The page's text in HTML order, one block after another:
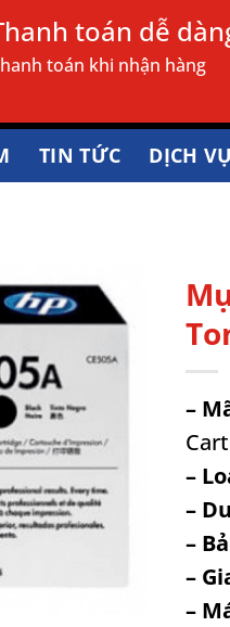
toán dễ
toán khi nhận hàng
TIN TỨC DỊCH VỤ
–
–
–
–
–
–